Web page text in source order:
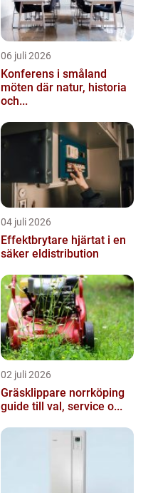
06 juli 2026
Konferens i småland
möten där natur, historia
och...
04 juli 2026
Effektbrytare hjärtat i en
säker eldistribution
02 juli 2026
Gräsklippare norrköping
guide till val, service o...